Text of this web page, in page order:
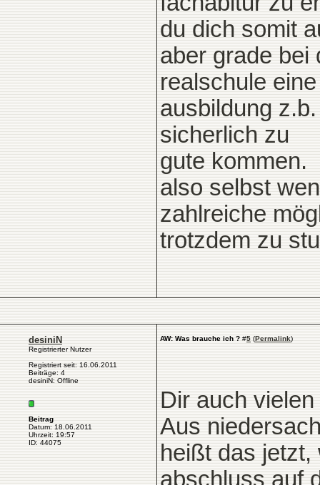
du dich somit
aber grade bei
realschule eine
ausbildung
sicherlich zu
gute kommen.
also selbst
zahlreiche
trotzdem zu
desiniN
Registrierter Nutzer
Registriert seit: 16.06.2011
Beiträge: 4
desiniN: Offline
Beitrag
Datum: 18.06.2011
Uhrzeit: 19:57
ID: 44075
AW: Was brauche ich ? #5 (Permalink)
Dir auch
Aus
heißt das
abschluss auf